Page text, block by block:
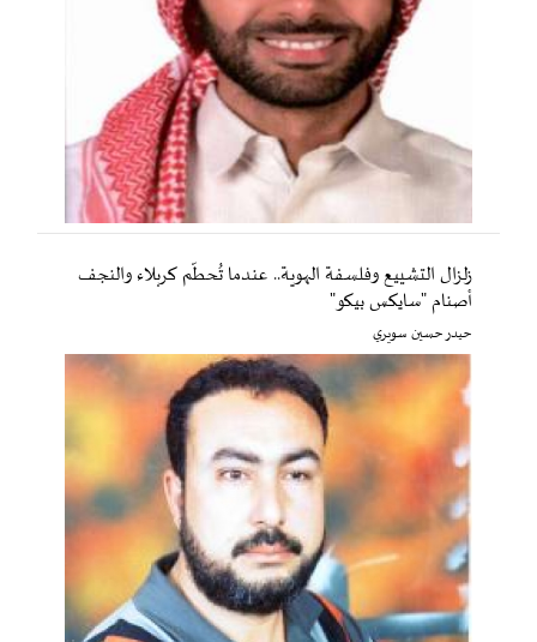
زلزال التشييع وفلسفة الهوية.. عندما تُحطّم كربلاء والنجف
أصنام "سايكس بيكو"
حيدر حسين سويري